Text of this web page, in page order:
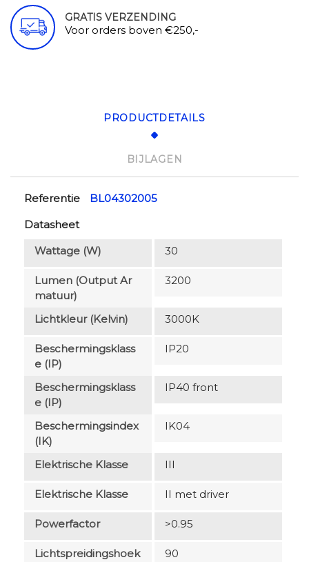
GRATIS VERZENDING
Voor orders boven €250,-
PRODUCTDETAILS
BIJLAGEN
Referentie
BL04302005
Datasheet
Wattage (W)
30
Lumen (output Ar
Matuur)
3200
Lichtkleur (Kelvin) 3000K
Beschermingsklass
E (IP)
IP20
Beschermingsklass
E (IP)
IP40 front
Beschermingsindex
(IK)
IK04
Elektrische Klasse III
Elektrische Klasse II met driver
Powerfactor >0.95
Lichtspreidingshoek
90